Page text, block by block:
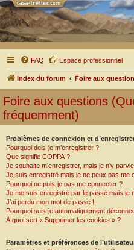
FAQ Espace professionnel
Index du forum Foire aux
Foire aux questions
fréquemment)
Problèmes de connexion et
Pourquoi dois-je m’enregistrer ?
Que signifie COPPA ?
Je souhaite m’enregistrer, mais je n’y
Je suis enregistré mais je ne peux pas me
Pourquoi ne puis-je pas me connecter ?
Je me suis enregistré par le passé mais je
J’ai perdu mon mot de passe !
Pourquoi suis-je automatiquement
À quoi sert « Supprimer les cookies » ?
Paramètres et préférences de